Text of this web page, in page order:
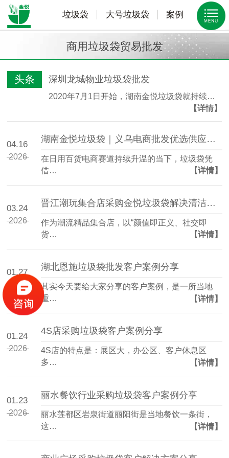
垃圾袋 大号垃圾袋 案例
商用垃圾袋贸易批发
头条 深圳龙城物业垃圾袋批发
2020年7月1日开始，湖南金悦垃圾袋就持续…
【详情】
04.16
2026
湖南金悦垃圾袋｜义乌电商批发优选供应链 源头工厂直供稳价保质
在日用百货电商赛道持续升温的当下，垃圾袋凭
借…
【详情】
03.24
2026
晋江潮玩集合店采购金悦垃圾袋解决清洁刚需
作为潮流精品集合店，以“颜值即正义、社交即
货…
【详情】
01.27
2026
湖北恩施垃圾袋批发客户案例分享
其实今天要给大家分享的客户案例，是一所当地
重…
【详情】
01.24
2026
4S店采购垃圾袋客户案例分享
4S店的特点是：展区大，办公区、客户休息区
多…
【详情】
01.23
2026
丽水餐饮行业采购垃圾袋客户案例分享
丽水莲都区岩泉街道丽阳街是当地餐饮一条街，
这…
【详情】